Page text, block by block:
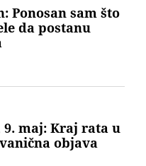
Ponosan sam što
da postanu
9. maj: Kraj rata u
objava